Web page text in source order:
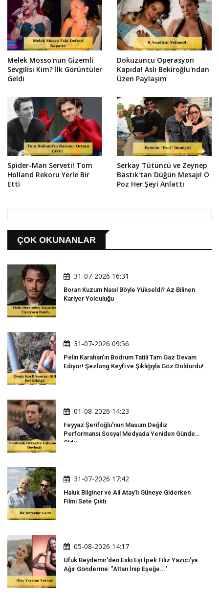
Melek Mosso'nun Gizemli
Sevgilisi Kim? İlk Görüntüler
Geldi
Dokuzuncu Operasyon
Kapıda! Aslı Bekiroğlu'ndan
Üzen Paylaşım
Spider-Man Serveti! Tom
Holland Rekoru Yerle Bir
Etti
Serkay Tütüncü ve Zeynep
Bastık'tan Düğün Mesajı! O
Poz Her Şeyi Anlattı
ÇOK OKUNANLAR
31-07-2026 16:31
Boran Kuzum Nasıl Böyle Yükseldi? Az Bilinen
Kariyer Yolculuğu
31-07-2026 09:56
Pelin Karahan'ın Bodrum Tatili Tam Gaz Devam
Ediyor! Şezlong Keyfi ve Şıklığıyla Göz Doldurdu!
01-08-2026 14:23
Feyyaz Şerifoğlu'nun Masum Değiliz
Performansı Sosyal Medyada Yeniden Gündem
Oldu
31-07-2026 17:42
Haluk Bilginer ve Ali Atay'lı Güneye Giderken
Filmi Sete Çıktı
05-08-2026 14:17
Ufuk Beydemir'den Eski Eşi İpek Filiz Yazıcı'ya
Ağır Gönderme: "Attan İnip Eşeğe..."